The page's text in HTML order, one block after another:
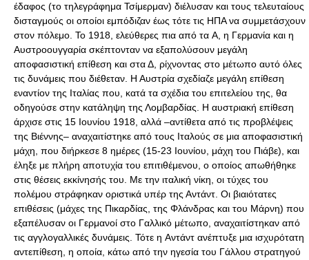
έδαφος (το τηλεγράφημα Τσίμερμαν) διέλυσαν και τους τελευταίους
δισταγμούς οι οποίοι εμπόδιζαν έως τότε τις ΗΠΑ να συμμετάσχουν
στον πόλεμο. Το 1918, ελεύθερες πια από τα A, η Γερμανία και η
Αυστροουγγαρία σκέπτονταν να εξαπολύσουν μεγάλη
αποφασιστική επίθεση και στα Δ, ρίχνοντας στο μέτωπο αυτό όλες
τις δυνάμεις που διέθεταν. Η Αυστρία σχεδίαζε μεγάλη επίθεση
εναντίον της Ιταλίας που, κατά τα σχέδια του επιτελείου της, θα
οδηγούσε στην κατάληψη της Λομβαρδίας. Η αυστριακή επίθεση
άρχισε στις 15 Ιουνίου 1918, αλλά –αντίθετα από τις προβλέψεις
της Βιέννης– αναχαιτίστηκε από τους Ιταλούς σε μια αποφασιστική
μάχη, που διήρκεσε 8 ημέρες (15-23 Ιουνίου, μάχη του Πιάβε), και
έληξε με πλήρη αποτυχία του επιτιθέμενου, ο οποίος απωθήθηκε
στις θέσεις εκκίνησής του. Με την ιταλική νίκη, οι τύχες του
πολέμου στράφηκαν οριστικά υπέρ της Αντάντ. Οι βιαιότατες
επιθέσεις (μάχες της Πικαρδίας, της Φλάνδρας και του Μάρνη) που
εξαπέλυσαν οι Γερμανοί στο Γαλλικό μέτωπο, αναχαιτίστηκαν από
τις αγγλογαλλικές δυνάμεις. Τότε η Aντάντ ανέπτυξε μια ισχυρότατη
αντεπίθεση, η οποία, κάτω από την ηγεσία του Γάλλου στρατηγού